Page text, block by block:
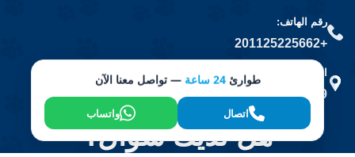
رقم الهاتف:
+201125225662
العنوان :
19 شارع كورنيش النيل، المعادي، محافظة القاهرة
هل لديك سؤال؟
طوارئ24 ساعة — تواصل معنا الآن
اتصال واتساب